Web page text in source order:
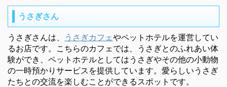
うさぎさん
うさぎさんは、 うさぎカフェやペットホテルを運営してい
るお店です。こちらのカフェでは、うさぎとのふれあい体
験ができ、ペットホテルとしてはうさぎやその他の小動物
の一時預かりサービスを提供しています。愛らしいうさぎ
たちとの交流を楽しむことができるスポットです。